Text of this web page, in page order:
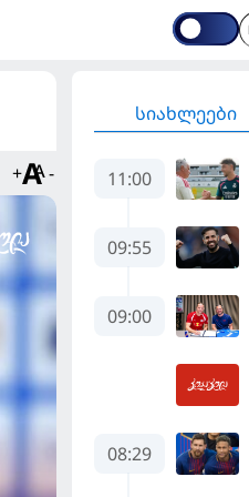
+ -
სიახლეები
11:00
09:55
09:00
08:29